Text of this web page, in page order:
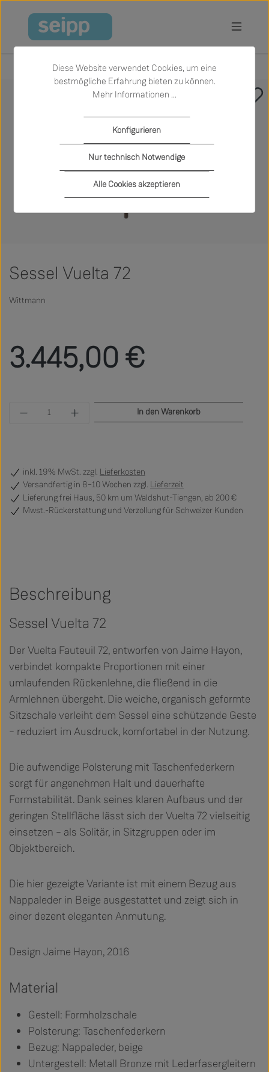
Zum Hauptinhalt springen
Bildergalerie überspringen
Sessel Vuelta 72
Wittmann
3.445,00 €
Produkt Anzahl: Gib den gewünschten Wert
In den Warenkorb
inkl. 19% MwSt. zzgl. Lieferkosten
Versandfertig in 8–10 Wochen zzgl. Lieferzeit
Lieferung frei Haus, 50 km um Waldshut-Tiengen, ab 200 €
Mwst.-Rückerstattung und Verzollung für Schweizer Kunden
Beschreibung
Sessel Vuelta 72
Der Vuelta Fauteuil 72, entworfen von Jaime Hayon,
verbindet kompakte Proportionen mit einer
umlaufenden Rückenlehne, die fließend in die
Armlehnen übergeht. Die weiche, organisch geformte
Sitzschale verleiht dem Sessel eine schützende Geste
– reduziert im Ausdruck, komfortabel in der Nutzung.
Die aufwendige Polsterung mit Taschenfederkern
sorgt für angenehmen Halt und dauerhafte
Formstabilität. Dank seines klaren Aufbaus und der
geringen Stellfläche lässt sich der Vuelta 72 vielseitig
einsetzen – als Solitär, in Sitzgruppen oder im
Objektbereich.
Die hier gezeigte Variante ist mit einem Bezug aus
Nappaleder in Beige ausgestattet und zeigt sich in
einer dezent eleganten Anmutung.
Design Jaime Hayon, 2016
Material
Gestell: Formholzschale
Polsterung: Taschenfederkern
Bezug: Nappaleder, beige
Untergestell: Metall Bronze mit Lederfasergleitern
Diese Website verwendet Cookies, um eine
bestmögliche Erfahrung bieten zu können.
Mehr Informationen ...
Nur technisch Notwendige
Konfigurieren
Alle Cookies akzeptieren